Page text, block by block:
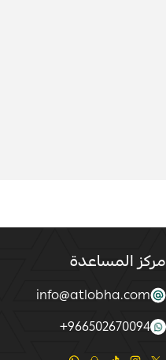
مركز المساعدة
info@atlobha.com
966502670094
+